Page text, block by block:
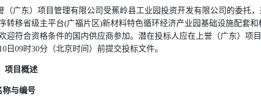
（广东）项目管理有限公司受蕉岭县工业园投资开发有限公司的委托
转移省级主平台(广福片区)新材料特色循环经济产业园基础设施配套和
迎符合资格条件的国内供应商参加。潜在投标人应在上誉（广东）项
日 09时30分（北京时间）前提交投标文件。
项目概述
称与编号